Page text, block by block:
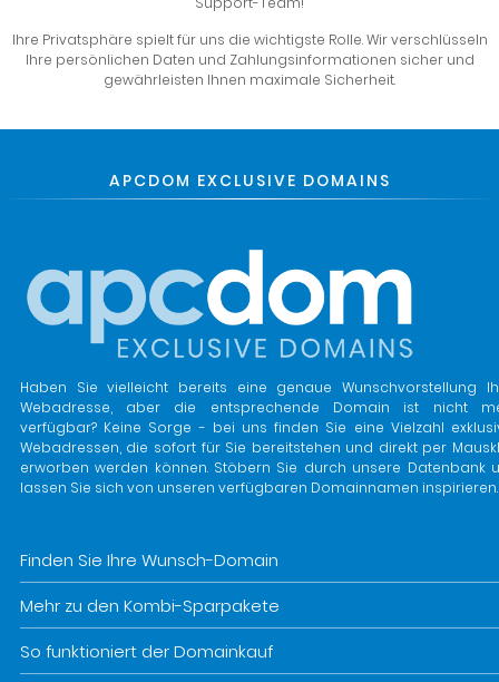
Ihre Privatsphäre spielt für uns die wichtigste Rolle. Wir verschlüsseln
Ihre persönlichen Daten und Zahlungsinformationen sicher und
gewährleisten Ihnen maximale Sicherheit.
APCDOM EXCLUSIVE DOMAINS
Haben Sie vielleicht bereits eine genaue Wunschvorstellung
Webadresse, aber die entsprechende Domain ist nicht
verfügbar? Keine Sorge - bei uns finden Sie eine Vielzahl
Webadressen, die sofort für Sie bereitstehen und direkt per
erworben werden können. Stöbern Sie durch unsere Datenbank
lassen Sie sich von unseren verfügbaren Domainnamen inspirieren.
Finden Sie Ihre Wunsch-Domain
Mehr zu den Kombi-Sparpakete
So funktioniert der Domainkauf